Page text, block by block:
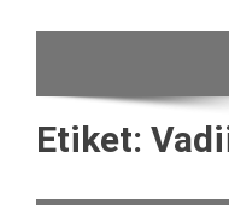
Etiket: